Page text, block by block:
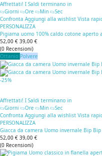
Affrettati! I Saldi terminano in
Giorni
Ore Min
Sec
Confronta Aggiungi alla wishlist Vista
PERSONALIZZA
Pigiama uomo 100% caldo cotone aperto
52,00 € 39,00 €
(0 Recensioni)
Ottanio Polvere
-25%
Affrettati! I Saldi terminano in
Giorni
Ore Min
Sec
Confronta Aggiungi alla wishlist Vista
PERSONALIZZA
Giacca da camera Uomo invernale Bip
52,00 € 39,00 €
(0 Recensioni)